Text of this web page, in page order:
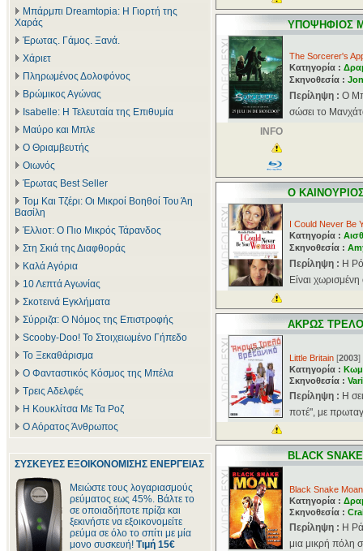
Μπάρμπι Dreamtopia: Η Γιορτή της
Χαράς
Έρωτας. Γάμος. Ξανά.
Χάριετ
Πληρωμένος Δολοφόνος
Βρώμικος Αγώνας
Isabelle: Η Τελευταία της Επιθυμία
Μαύρο και Μπλε
Ο Θριαμβευτής
Οιωνός
Έρωτας Best Seller
Τομ Και Τζέρι: Οι Μικροί Βοηθοί Του Άη
Βασίλη
Έλλιοτ: Ο Πιο Μικρός Τάρανδος
Στη Σκιά της Διαφθοράς
Καλά Αγόρια
10 Λεπτά Αγωνίας
Σκοτεινά Εγκλήματα
Σύρριζα: Ο Νόμος της Επιστροφής
Scooby-Doo! Το Στοιχειωμένο Γήπεδο
Το Ξεκαθάρισμα
Ο Φανταστικός Κόσμος της Μπέλα
Τρεις Αδελφές
Η Κουκλίτσα Με Τα Ροζ
Ο Αόρατος Άνθρωπος
ΣΥΣΚΕΥΕΣ ΕΞΟΙΚΟΝΟΜΙΣΗΣ ΕΝΕΡΓΕΙΑΣ
Μειώστε τους λογαριασμούς
ρεύματος εως 45%. Βάλτε το
σε οποιαδήποτε πρίζα και
ξεκινήστε να εξοικονομείτε
ρεύμα σε όλο το σπίτι με μία
μονο συσκευή! Τιμή 15€
ΥΠΟΨΗΦΙΟΣ
The Sorcerer's
Κατηγορία :
Σκηνοθεσία :
Περίληψη : Ο
σώσει το
INFO
Ο
I Could Never Be
Κατηγορία :
Σκηνοθεσία :
Περίληψη : Η
Είναι
ΑΚΡΩΣ
Little Britain [2003]
Κατηγορία :
Σκηνοθεσία :
Περίληψη : Η
ποτέ", με
BLACK
Black Snake Moan
Κατηγορία :
Σκηνοθεσία :
Περίληψη : Η
μια μικρή πόλη